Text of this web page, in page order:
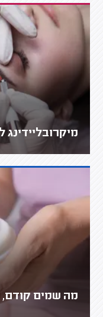
מה שמים קודם,